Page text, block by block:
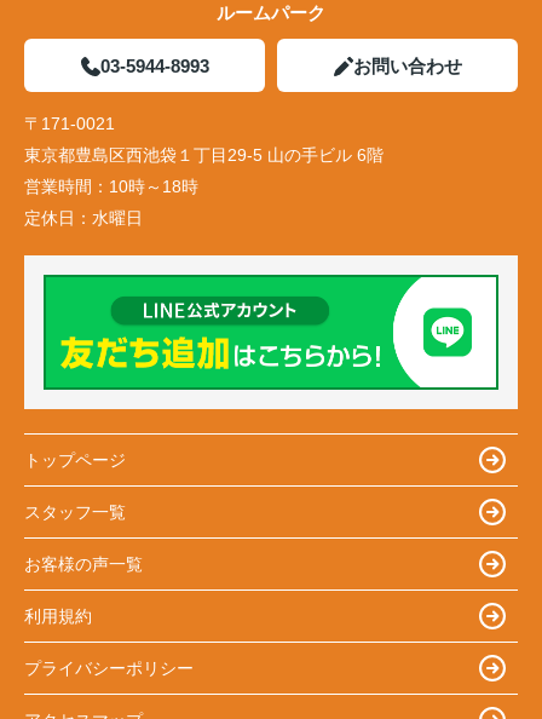
ルームパーク
03-5944-8993 お問い合わせ
〒171-0021
東京都豊島区西池袋１丁目29-5 山の手ビル 6階
営業時間： 10時～18時
定休日： 水曜日
トップページ
スタッフ一覧
お客様の声一覧
利用規約
プライバシーポリシー